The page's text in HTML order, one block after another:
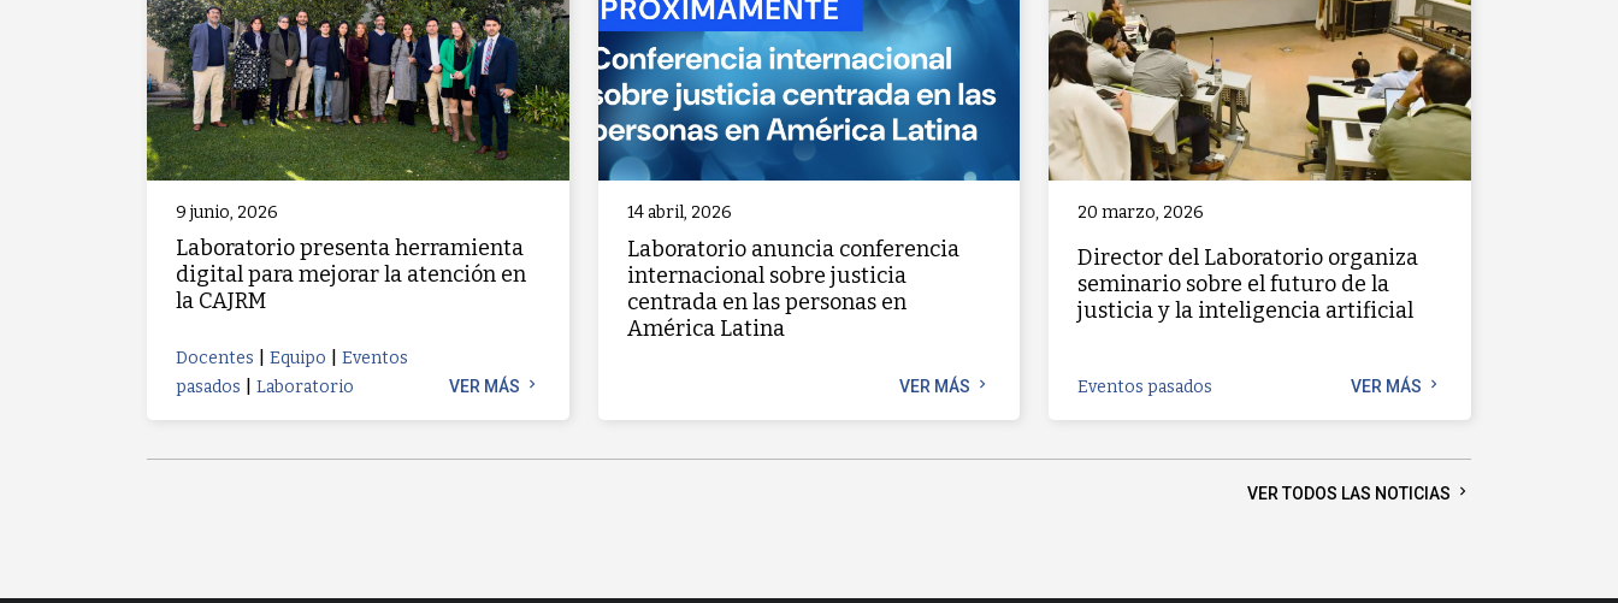
9 junio, 2026
Laboratorio presenta herramienta
digital para mejorar la atención en
la CAJRM
Docentes | Equipo | Eventos
pasados | Laboratorio VER MÁS chevron_right
14 abril, 2026
Laboratorio anuncia conferencia
internacional sobre justicia
centrada en las personas en
América Latina
VER MÁS chevron_right
20 marzo, 2026
Director del Laboratorio organiza
seminario sobre el futuro de la
justicia y la inteligencia artificial
Eventos pasados VER MÁS chevron_right
VER TODOS LAS NOTICIAS chevron_right